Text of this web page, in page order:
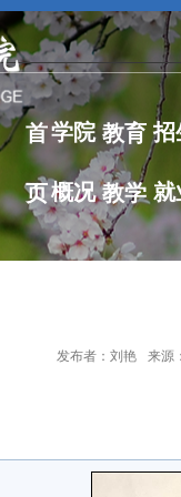
首
页
学院
概况
教育
教学
招
就
发布者：刘艳 来源